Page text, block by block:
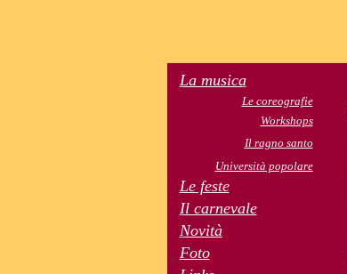
La musica
Le coreografie
Workshops
Il ragno santo
Università popolare
Le feste
Il carnevale
Novità
Foto